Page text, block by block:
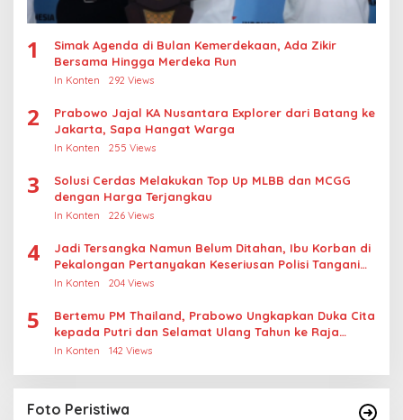
1
Simak Agenda di Bulan Kemerdekaan, Ada Zikir
Bersama Hingga Merdeka Run
In Konten 292 Views
2
Prabowo Jajal KA Nusantara Explorer dari Batang ke
Jakarta, Sapa Hangat Warga
In Konten 255 Views
3
Solusi Cerdas Melakukan Top Up MLBB dan MCGG
dengan Harga Terjangkau
In Konten 226 Views
4
Jadi Tersangka Namun Belum Ditahan, Ibu Korban di
Pekalongan Pertanyakan Keseriusan Polisi Tangani
Kasus Rudapksa Sampai Anaknya Hamil
In Konten 204 Views
5
Bertemu PM Thailand, Prabowo Ungkapkan Duka Cita
kepada Putri dan Selamat Ulang Tahun ke Raja
Thailand
In Konten 142 Views
Foto Peristiwa